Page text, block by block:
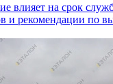
влияет на срок
и рекомендации по